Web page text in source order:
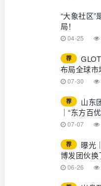
“大象社区”
局！
04-25
荐
布局全球市
想增加收入
07-30
荐
山东
｜“东方百
07-07
荐
曝光
博发团伙换
06-26